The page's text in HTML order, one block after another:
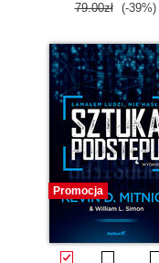
79.00zł (-39%)
Promocja